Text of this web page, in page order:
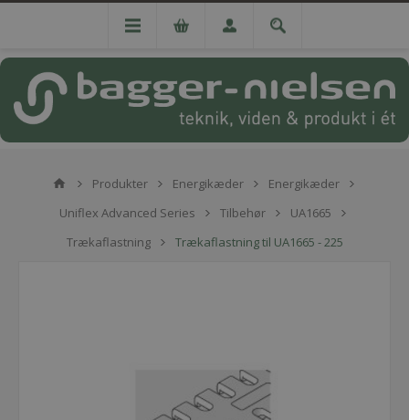
Produkter Energikæder
Energikæder
Uniflex Advanced Series
Tilbehør
UA1665
Trækaflastning
Trækaflastning til UA1665 - 225